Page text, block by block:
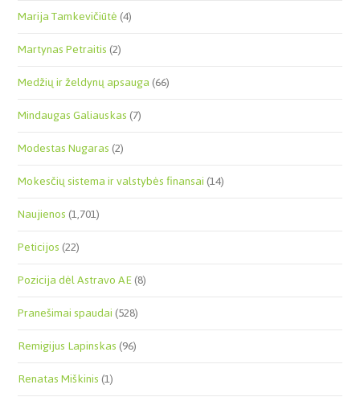
Marija Tamkevičiūtė(4)
Martynas Petraitis(2)
Medžių ir želdynų apsauga(66)
Mindaugas Galiauskas(7)
Modestas Nugaras(2)
Mokesčių sistema ir valstybės finansai(14)
Naujienos(1,701)
Peticijos(22)
Pozicija dėl Astravo AE(8)
Pranešimai spaudai(528)
Remigijus Lapinskas(96)
Renatas Miškinis(1)